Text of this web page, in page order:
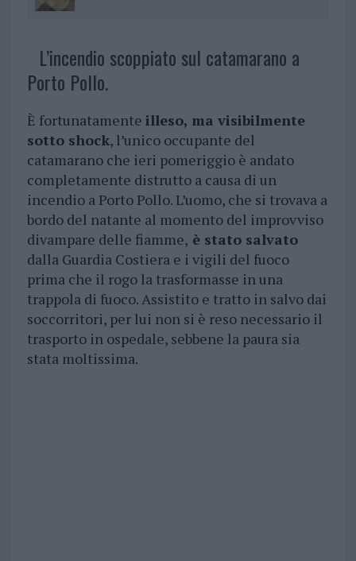
L’incendio scoppiato sul catamarano a
Porto Pollo.
È fortunatamente illeso, ma visibilmente
sotto shock, l’unico occupante del
catamarano che ieri pomeriggio è andato
completamente distrutto a causa di un
incendio a Porto Pollo. L’uomo, che si trovava a
bordo del natante al momento del improvviso
divampare delle fiamme, è stato salvato
dalla Guardia Costiera e i vigili del fuoco
prima che il rogo la trasformasse in una
trappola di fuoco. Assistito e tratto in salvo dai
soccorritori, per lui non si è reso necessario il
trasporto in ospedale, sebbene la paura sia
stata moltissima.